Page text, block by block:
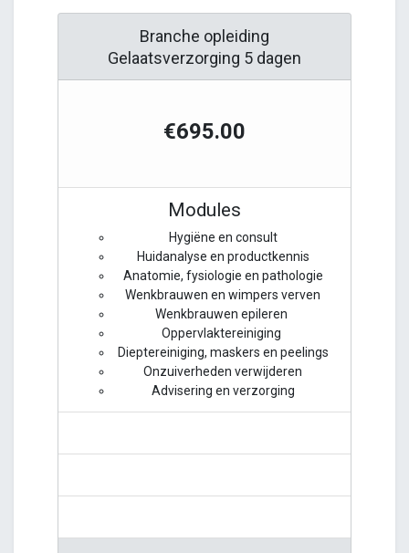
Branche opleiding
Gelaatsverzorging 5 dagen
€695.00
Modules
Hygiëne en consult
Huidanalyse en productkennis
Anatomie, fysiologie en pathologie
Wenkbrauwen en wimpers verven
Wenkbrauwen epileren
Oppervlaktereiniging
Dieptereiniging, maskers en peelings
Onzuiverheden verwijderen
Advisering en verzorging